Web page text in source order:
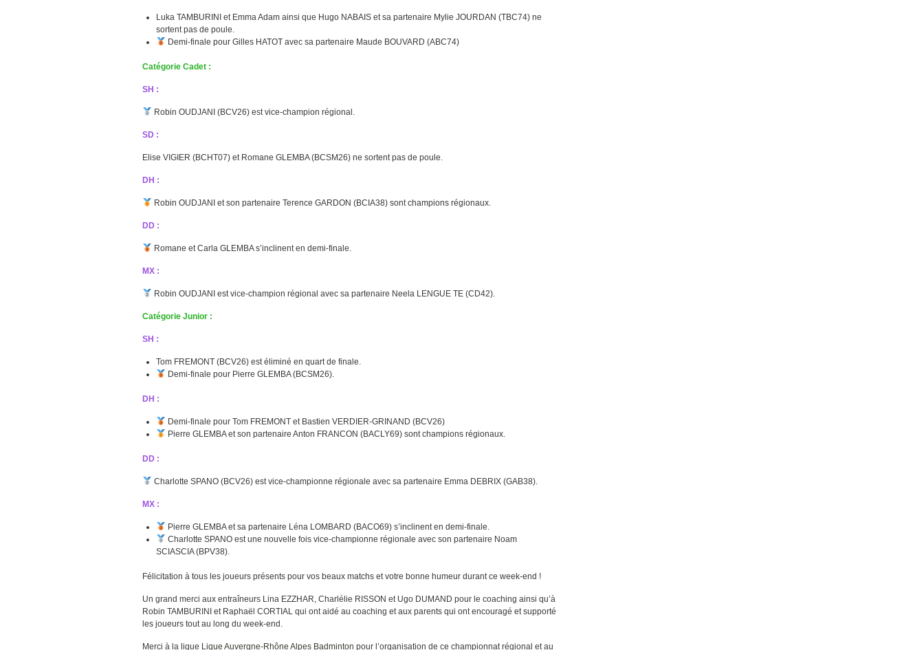
Luka TAMBURINI et Emma Adam ainsi que Hugo NABAIS et sa partenaire Mylie JOURDAN (TBC74) ne
sortent pas de poule.
Demi-finale pour Gilles HATOT avec sa partenaire Maude BOUVARD (ABC74)
Catégorie Cadet :
SH :
Robin OUDJANI (BCV26) est vice-champion régional.
SD :
Elise VIGIER (BCHT07) et Romane GLEMBA (BCSM26) ne sortent pas de poule.
DH :
Robin OUDJANI et son partenaire Terence GARDON (BCIA38) sont champions régionaux.
DD :
Romane et Carla GLEMBA s’inclinent en demi-finale.
MX :
Robin OUDJANI est vice-champion régional avec sa partenaire Neela LENGUE TE (CD42).
Catégorie Junior :
SH :
Tom FREMONT (BCV26) est éliminé en quart de finale.
Demi-finale pour Pierre GLEMBA (BCSM26).
DH :
Demi-finale pour Tom FREMONT et Bastien VERDIER-GRINAND (BCV26)
Pierre GLEMBA et son partenaire Anton FRANCON (BACLY69) sont champions régionaux.
DD :
Charlotte SPANO (BCV26) est vice-championne régionale avec sa partenaire Emma DEBRIX (GAB38).
MX :
Pierre GLEMBA et sa partenaire Léna LOMBARD (BACO69) s’inclinent en demi-finale.
Charlotte SPANO est une nouvelle fois vice-championne régionale avec son partenaire Noam
SCIASCIA (BPV38).
Félicitation à tous les joueurs présents pour vos beaux matchs et votre bonne humeur durant ce week-end !
Un grand merci aux entraîneurs Lina EZZHAR, Charlélie RISSON et Ugo DUMAND pour le coaching ainsi qu’à
Robin TAMBURINI et Raphaël CORTIAL qui ont aidé au coaching et aux parents qui ont encouragé et supporté
les joueurs tout au long du week-end.
Merci à la ligue Ligue Auvergne-Rhône Alpes Badminton pour l’organisation de ce championnat régional et au